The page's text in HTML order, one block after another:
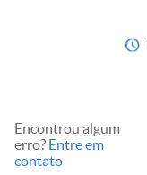
Encontrou algum
erro? Entre em
contato